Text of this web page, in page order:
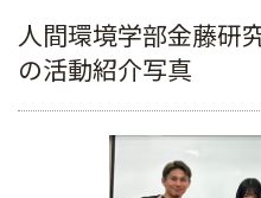
人間環境学部金藤研
の活動紹介写真